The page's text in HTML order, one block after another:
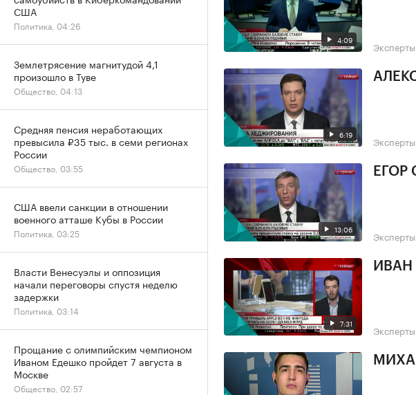
4:09
6:19
13:06
ЕГОР
7:31
ИВАН
США
Политика, 04:26
Землетрясение магнитудой 4,1
произошло в Туве
Общество, 04:13
Средняя пенсия неработающих
превысила ₽35 тыс. в семи регионах
России
Общество, 03:55
США ввели санкции в отношении
военного атташе Кубы в России
Политика, 03:25
Власти Венесуэлы и оппозиция
начали переговоры спустя неделю
задержки
Политика, 03:14
Прощание с олимпийским чемпионом
Иваном Едешко пройдет 7 августа в
Москве
Общество, 02:57